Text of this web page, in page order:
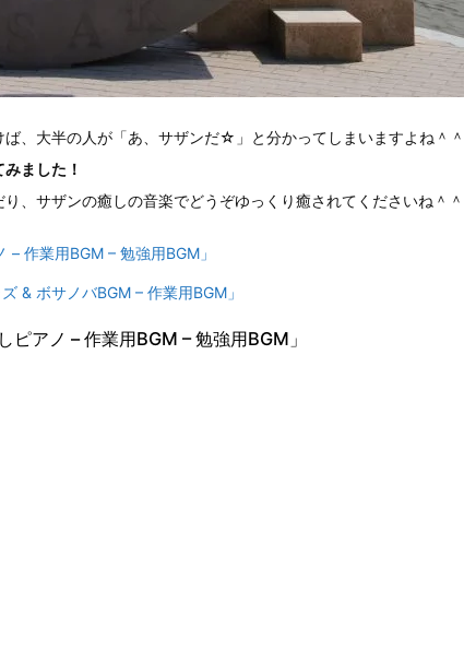
、大半の人が「あ、サザンだ☆」と分かってしまいますよね＾＾
ました！
、サザンの癒しの音楽でどうぞゆっくり癒されてくださいね＾＾
作業用BGM – 勉強用BGM」
& ボサノバBGM – 作業用BGM」
アノ – 作業用BGM – 勉強用BGM」